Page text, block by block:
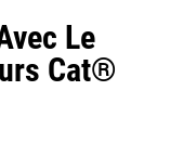
Le
Cat®